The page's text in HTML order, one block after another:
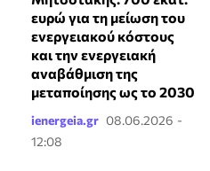
ευρώ για τη μείωση του
ενεργειακού κόστους
και την ενεργειακή
αναβάθμιση της
μεταποίησης ως το 2030
ienergeia.gr 08.06.2026 -
12:08